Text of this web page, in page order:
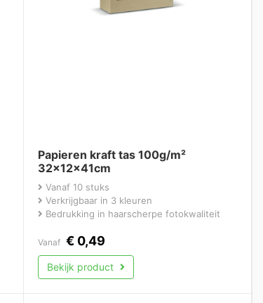
Papieren kraft tas 100g/m²
32x12x41cm
Vanaf 10 stuks
Verkrijgbaar in 3 kleuren
Bedrukking in haarscherpe fotokwaliteit
Vanaf €0,49
Bekijk product